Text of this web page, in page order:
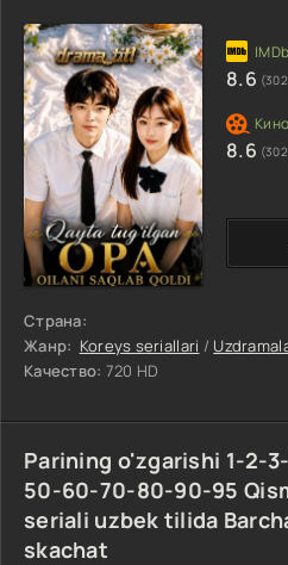
Страна:
Жанр: Koreys seriallari /
Качество: 720 HD
8.6
8.6
Parining o'zgarishi 1-2-
50-60-70-80-90-95
seriali uzbek tilida
skachat